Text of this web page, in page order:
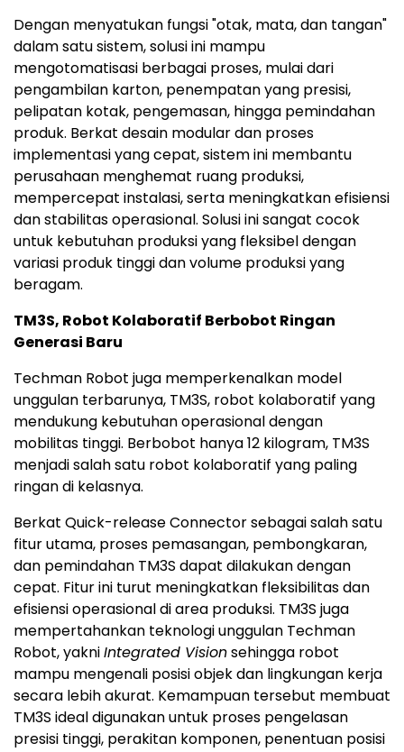
Dengan menyatukan fungsi "otak, mata, dan tangan"
dalam satu sistem, solusi ini mampu
mengotomatisasi berbagai proses, mulai dari
pengambilan karton, penempatan yang presisi,
pelipatan kotak, pengemasan, hingga pemindahan
produk. Berkat desain modular dan proses
implementasi yang cepat, sistem ini membantu
perusahaan menghemat ruang produksi,
mempercepat instalasi, serta meningkatkan efisiensi
dan stabilitas operasional. Solusi ini sangat cocok
untuk kebutuhan produksi yang fleksibel dengan
variasi produk tinggi dan volume produksi yang
beragam.
TM3S, Robot Kolaboratif Berbobot Ringan
Generasi Baru
Techman Robot juga memperkenalkan model
unggulan terbarunya, TM3S, robot kolaboratif yang
mendukung kebutuhan operasional dengan
mobilitas tinggi. Berbobot hanya 12 kilogram, TM3S
menjadi salah satu robot kolaboratif yang paling
ringan di kelasnya.
Berkat Quick-release Connector sebagai salah satu
fitur utama, proses pemasangan, pembongkaran,
dan pemindahan TM3S dapat dilakukan dengan
cepat. Fitur ini turut meningkatkan fleksibilitas dan
efisiensi operasional di area produksi. TM3S juga
mempertahankan teknologi unggulan Techman
Robot, yakniIntegrated Visionsehingga robot
mampu mengenali posisi objek dan lingkungan kerja
secara lebih akurat. Kemampuan tersebut membuat
TM3S ideal digunakan untuk proses pengelasan
presisi tinggi, perakitan komponen, penentuan posisi